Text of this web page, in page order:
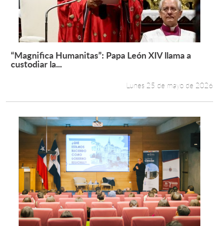
Leer más +
“Magnifica Humanitas”: Papa León XIV llama a
custodiar la...
Lunes 25 de mayo de 2026